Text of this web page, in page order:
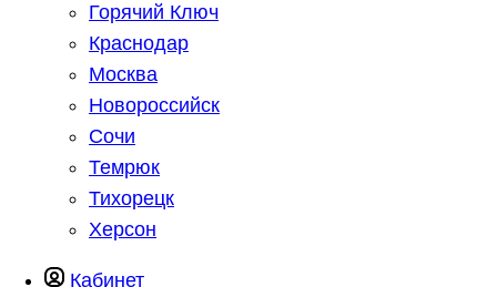
Горячий Ключ
Краснодар
Москва
Новороссийск
Сочи
Темрюк
Тихорецк
Херсон
Кабинет